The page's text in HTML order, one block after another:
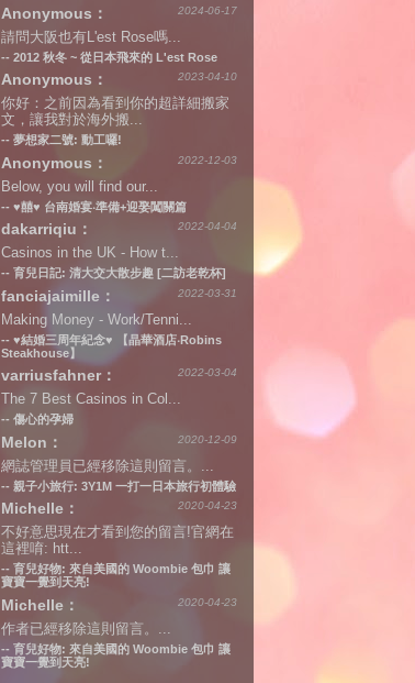
2024-06-17
Anonymous：
請問大阪也有L'est Rose嗎...
-- 2012 秋冬 ~ 從日本飛來的 L'est Rose
2023-04-10
Anonymous：
你好：之前因為看到你的超詳細搬家
文，讓我對於海外搬...
-- 夢想家二號: 動工囉!
2022-12-03
Anonymous：
Below, you will find our...
-- ♥囍♥ 台南婚宴‧準備+迎娶闖關篇
2022-04-04
dakarriqiu：
Casinos in the UK - How t...
-- 育兒日記: 清大交大散步趣 [二訪老乾杯]
2022-03-31
fanciajaimille：
Making Money - Work/Tenni...
-- ♥結婚三周年紀念♥ 【晶華酒店‧Robins
Steakhouse】
2022-03-04
varriusfahner：
The 7 Best Casinos in Col...
-- 傷心的孕婦
2020-12-09
Melon：
網誌管理員已經移除這則留言。...
-- 親子小旅行: 3Y1M 一打一日本旅行初體驗
2020-04-23
Michelle：
不好意思現在才看到您的留言!官網在
這裡唷: htt...
-- 育兒好物: 來自美國的 Woombie 包巾 讓
寶寶一覺到天亮!
2020-04-23
Michelle：
作者已經移除這則留言。...
-- 育兒好物: 來自美國的 Woombie 包巾 讓
寶寶一覺到天亮!